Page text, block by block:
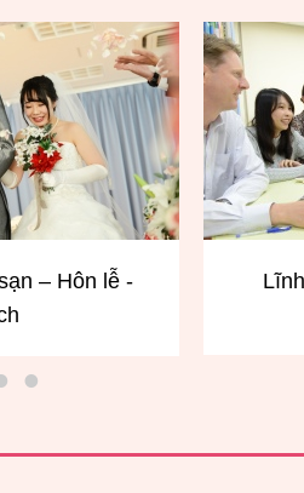
Lĩnh vực giao tiếp tiếng Anh